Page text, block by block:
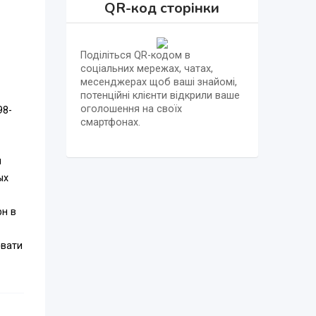
в
QR-код сторінки
Поділіться QR-кодом в
соціальних мережах, чатах,
месенджерах щоб ваші знайомі,
потенційні клієнти відкрили ваше
оголошення на своїх
смартфонах.